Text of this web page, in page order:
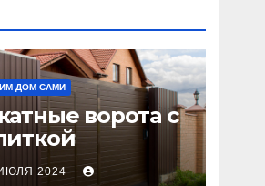
ДОМ САМИ
ворота с
2024